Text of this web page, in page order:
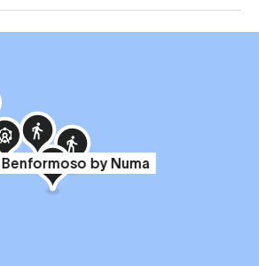
Benformoso by Numa